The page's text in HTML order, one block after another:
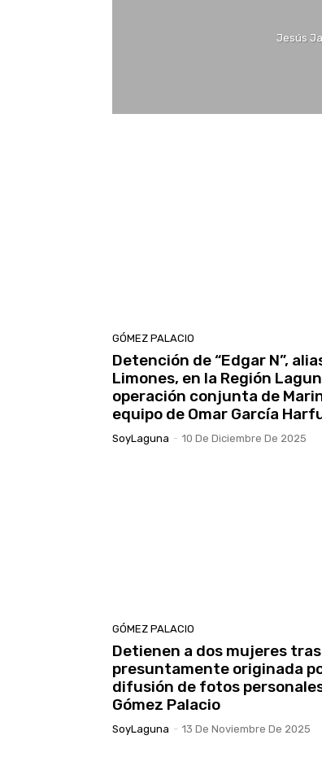
Jesús
GÓMEZ PALACIO
Detención de “Edgar N”,
Limones, en la Región
operación conjunta de
equipo de Omar García
SoyLaguna - 10 De Diciembre De 2025
GÓMEZ PALACIO
Detienen a dos mujeres
presuntamente originada
difusión de fotos
Gómez Palacio
SoyLaguna - 13 De Noviembre De 2025